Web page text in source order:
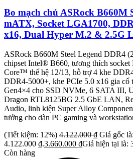
Bo mạch chủ ASRock B660M
mATX, Socket LGA1700,
x16, Dual Hyper M.2 & 2.5G
ASRock B660M Steel Legend DDR4
chipset Intel® B660, tương thích
Core™ thế hệ 12/13, hỗ trợ 4 khe
DDR4-5000+, khe PCIe 5.0 x16 gia cố
Gen4×4 cho SSD NVMe, 6 SATA III,
Dragon RTL8125BG 2.5 GbE LAN,
Audio, linh kiện Super Alloy
tưởng cho dàn PC gaming và
(Tiết kiệm: 12%) 4.122.000₫ Giá gốc là:
4.122.000 ₫.3.660.000 ₫Giá hiện tại là:
Còn hàng